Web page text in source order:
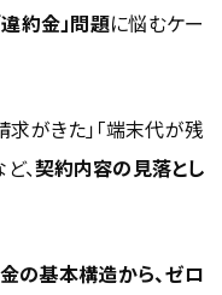
する方法
る方法
線・端末・オプション）
ロが実現可能に
金と解約時の注
約金」問題に悩むケー
がきた」「端末代が残
、契約内容の見落とし
の基本構造から、ゼロ